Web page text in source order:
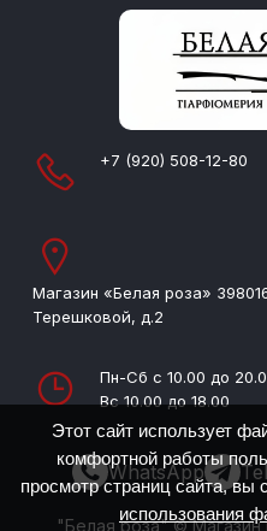
+7 (920) 508-12-80
Магазин «Белая роза»
Терешковой, д.2
Пн-Сб с 10.00 до
Вс 10.00 до 18.00
WhatsApp
"Белая роза" ©
Этот сайт использует
комфортной работы
просмотр страниц сайта, вы
использования